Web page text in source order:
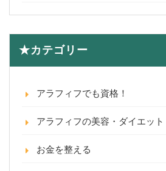
★カテゴリー
アラフィフでも資格！
アラフィフの美容・ダイエット
お金を整える